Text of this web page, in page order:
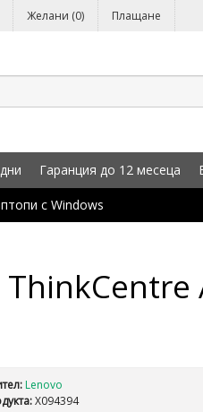
Желани (0) Плащане
Гаранция до 12 месеца
с Windows
Lenovo
X094394